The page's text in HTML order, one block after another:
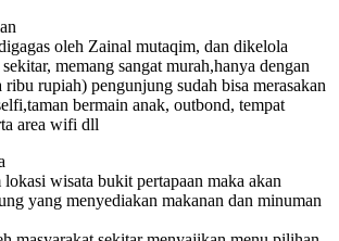
oleh Zainal mutaqim, dan dikelola
memang sangat murah,hanya dengan
rupiah) pengunjung sudah bisa merasakan
bermain anak, outbond, tempat
area wifi dll
wisata bukit pertapaan maka akan
yang menyediakan makanan dan minuman